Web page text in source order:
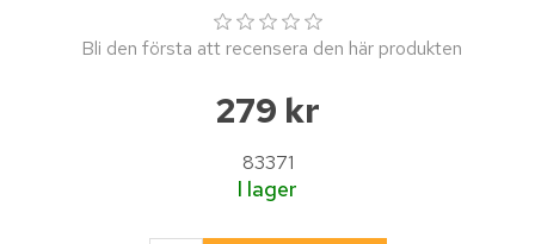
Bli den första att recensera den här produkten
279 kr
83371
I lager